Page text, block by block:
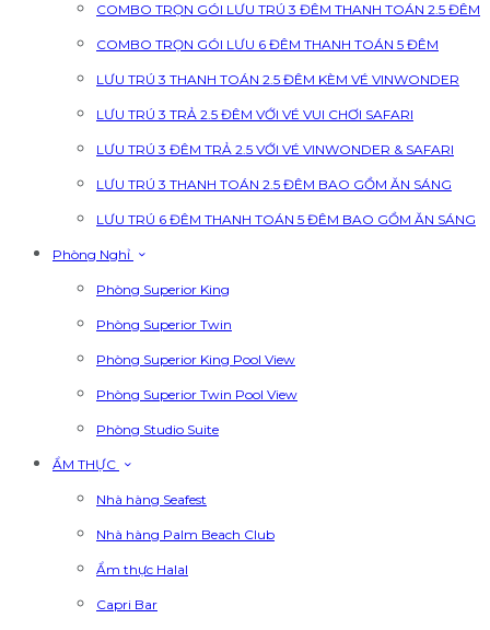
COMBO TRỌN GÓI LƯU TRÚ 3 ĐÊM THANH TOÁN 2.5 ĐÊM
COMBO TRỌN GÓI LƯU 6 ĐÊM THANH TOÁN 5 ĐÊM
LƯU TRÚ 3 THANH TOÁN 2.5 ĐÊM KÈM VÉ VINWONDER
LƯU TRÚ 3 TRẢ 2.5 ĐÊM VỚI VÉ VUI CHƠI SAFARI
LƯU TRÚ 3 ĐÊM TRẢ 2.5 VỚI VÉ VINWONDER & SAFARI
LƯU TRÚ 3 THANH TOÁN 2.5 ĐÊM BAO GỒM ĂN SÁNG
LƯU TRÚ 6 ĐÊM THANH TOÁN 5 ĐÊM BAO GỒM ĂN SÁNG
Phòng Nghỉ
Phòng Superior King
Phòng Superior Twin
Phòng Superior King Pool View
Phòng Superior Twin Pool View
Phòng Studio Suite
ẨM THỰC
Nhà hàng Seafest
Nhà hàng Palm Beach Club
Ẩm thực Halal
Capri Bar